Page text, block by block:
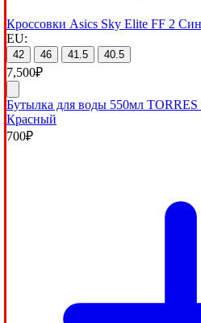
Кроссовки Asics Sky Elite FF 2
EU:
42 46 41.5 40.5
7,500₽
Бутылка для воды 550мл
Красный
700₽